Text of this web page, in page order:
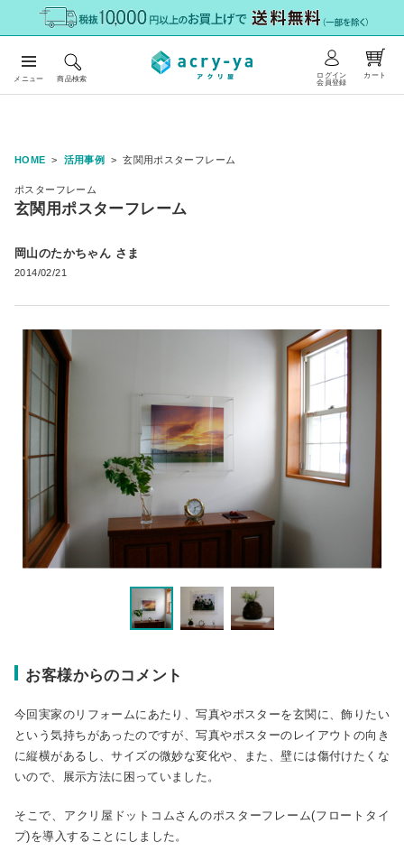
メニュー 商品検索
ログイン
会員登録
カート
HOME 活用事例 玄関用ポスターフレーム
ポスターフレーム
玄関用ポスターフレーム
岡山のたかちゃん さま
2014/02/21
お客様からのコメント
今回実家のリフォームにあたり、写真やポスターを玄関に、飾りたい
という気持ちがあったのですが、写真やポスターのレイアウトの向き
に縦横があるし、サイズの微妙な変化や、また、壁には傷付けたくな
いので、展示方法に困っていました。
そこで、アクリ屋ドットコムさんのポスターフレーム(フロートタイ
プ)を導入することにしました。